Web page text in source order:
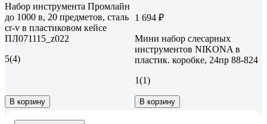
Набор инструмента Промлайн
до 1000 в, 20 предметов, сталь
cr-v в пластиковом кейсе
ПЛ071115_z022
5(4)
В корзину
1 694 ₽
Мини набор слесарных
инструментов NIKONA в
пластик. коробке, 24пр 88-824
1(1)
В корзину